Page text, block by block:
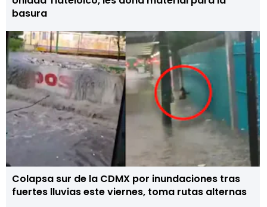
basura
Colapsa sur de la CDMX por inundaciones tras
fuertes lluvias este viernes, toma rutas alternas